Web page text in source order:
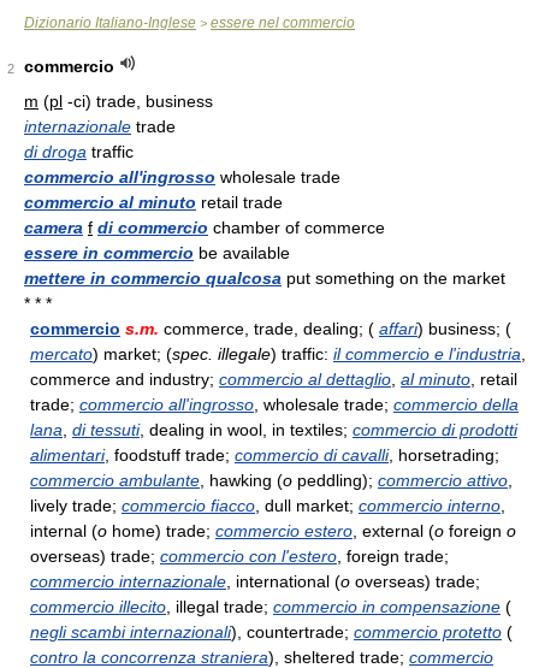
Dizionario Italiano-Inglese > essere nel commercio
2
commercio
m (pl -ci) trade, business
internazionale trade
di droga traffic
commercio all'ingrosso wholesale trade
commercio al minuto retail trade
camera f di commercio chamber of commerce
essere in commercio be available
mettere in commercio qualcosa put something on the market
* * *
commercio s.m. commerce, trade, dealing; ( affari) business; (
mercato) market; (spec. illegale) traffic: il commercio e l'industria
commerce and industry; commercio al dettaglio al minuto , retail
trade; commercio all'ingrosso , wholesale trade; commercio della
lana di tessuti, dealing in wool, in textiles; commercio di prodotti
alimentari, foodstuff trade; commercio di cavalli, horsetrading;
commercio ambulante , hawking (o peddling); commercio attivo
lively trade; commercio fiacco , dull market; commercio interno
internal (o home) trade; commercio estero , external (o foreign o
overseas) trade; commercio con l'estero , foreign trade;
commercio internazionale , international (o overseas) trade;
commercio illecito , illegal trade; commercio in compensazione (
negli scambi internazionali), countertrade; commercio protetto (
contro la concorrenza straniera), sheltered trade; commercio